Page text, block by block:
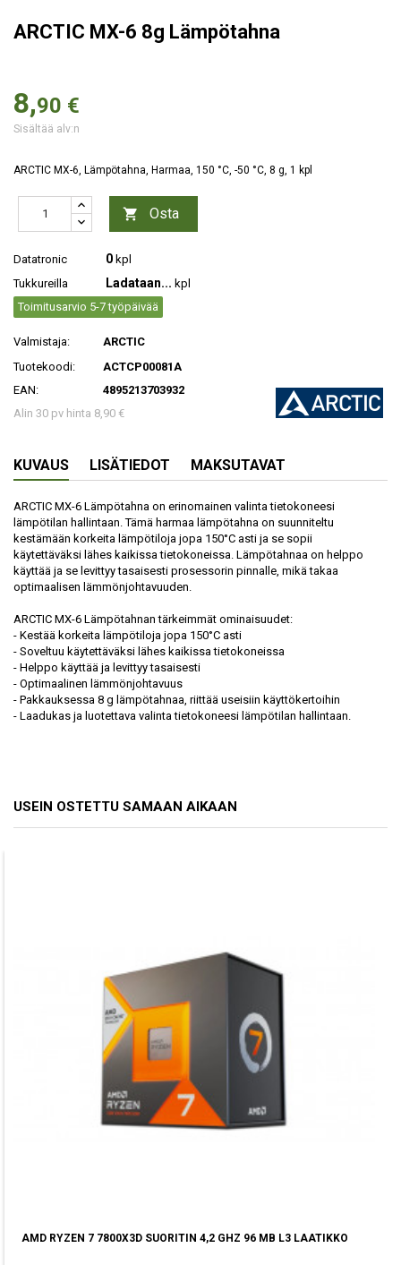
ARCTIC MX-6 8g Lämpötahna
8,90 €
Sisältää alv:n
ARCTIC MX-6, Lämpötahna, Harmaa, 150 °C, -50 °C, 8 g, 1 kpl
 Osta
Datatronic 0 kpl
Tukkureilla
Ladataan... kpl
Toimitusarvio 5-7 työpäivää
Valmistaja:
ARCTIC
Tuotekoodi:
ACTCP00081A
EAN:
4895213703932
Alin 30 pv hinta 8,90 €
KUVAUS LISÄTIEDOT MAKSUTAVAT
ARCTIC MX-6 Lämpötahna on erinomainen valinta tietokoneesi
lämpötilan hallintaan. Tämä harmaa lämpötahna on suunniteltu
kestämään korkeita lämpötiloja jopa 150°C asti ja se sopii
käytettäväksi lähes kaikissa tietokoneissa. Lämpötahnaa on helppo
käyttää ja se levittyy tasaisesti prosessorin pinnalle, mikä takaa
optimaalisen lämmönjohtavuuden.
ARCTIC MX-6 Lämpötahnan tärkeimmät ominaisuudet:
- Kestää korkeita lämpötiloja jopa 150°C asti
- Soveltuu käytettäväksi lähes kaikissa tietokoneissa
- Helppo käyttää ja levittyy tasaisesti
- Optimaalinen lämmönjohtavuus
- Pakkauksessa 8 g lämpötahnaa, riittää useisiin käyttökertoihin
- Laadukas ja luotettava valinta tietokoneesi lämpötilan hallintaan.
USEIN OSTETTU SAMAAN AIKAAN
AMD RYZEN 7 7800X3D SUORITIN 4,2 GHZ 96 MB L3 LAATIKKO